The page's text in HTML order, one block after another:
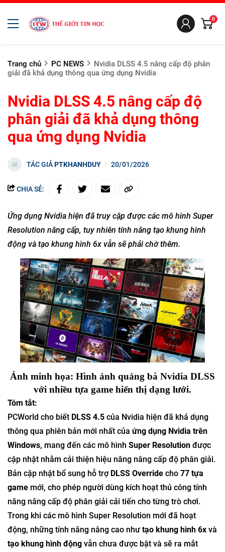
0
Trang chủ PC NEWS
Nvidia DLSS 4.5 nâng cấp độ phân
giải đã khả dụng thông qua ứng dụng Nvidia
Nvidia DLSS 4.5 nâng cấp độ
phân giải đã khả dụng thông
qua ứng dụng Nvidia
TÁC GIẢPTKHANHDUY 20/01/2026
CHIA SẺ:
Ứng dụng Nvidia hiện đã truy cập được các mô hình Super
Resolution nâng cấp, tuy nhiên tính năng tạo khung hình
động và tạo khung hình 6x vẫn sẽ phải chờ thêm.
Ảnh minh họa: Hình ảnh quảng bá Nvidia DLSS
với nhiều tựa game hiển thị dạng lưới.
Tóm tắt:
PCWorld cho biết DLSS 4.5 của Nvidia hiện đã khả dụng
thông qua phiên bản mới nhất của ứng dụng Nvidia trên
Windows, mang đến các mô hình Super Resolution được
cập nhật nhằm cải thiện hiệu năng nâng cấp độ phân giải.
Bản cập nhật bổ sung hỗ trợ DLSS Override cho 77 tựa
game mới, cho phép người dùng kích hoạt thủ công tính
năng nâng cấp độ phân giải cải tiến cho từng trò chơi.
Trong khi các mô hình Super Resolution mới đã hoạt
động, những tính năng nâng cao nhưtạo khung hình 6x và
tạo khung hình động vẫn chưa được bật và sẽ ra mắt